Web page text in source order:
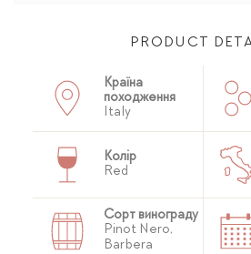
PRODUCT
Країна
походження
Italy
Колір
Red
Сорт винограду
Pinot Nero,
Barbera